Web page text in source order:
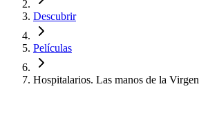
Descubrir
Películas
Hospitalarios. Las manos de la Virgen